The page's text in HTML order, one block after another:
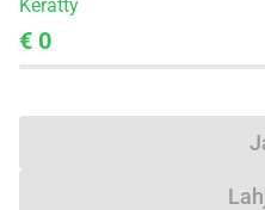
Kerätty
€ 0